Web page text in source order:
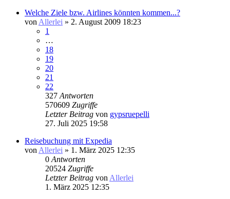
Welche Ziele bzw. Airlines könnten kommen...?
von Allerlei » 2. August 2009 18:23
1
…
18
19
20
21
22
327 Antworten
570609 Zugriffe
Letzter Beitrag von gypsruepelli
27. Juli 2025 19:58
Reisebuchung mit Expedia
von Allerlei » 1. März 2025 12:35
0 Antworten
20524 Zugriffe
Letzter Beitrag von Allerlei
1. März 2025 12:35